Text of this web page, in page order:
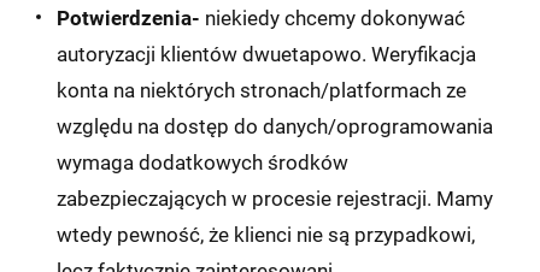
Potwierdzenia- niekiedy chcemy dokonywać
autoryzacji klientów dwuetapowo. Weryfikacja
konta na niektórych stronach/platformach ze
względu na dostęp do danych/oprogramowania
wymaga dodatkowych środków
zabezpieczających w procesie rejestracji. Mamy
wtedy pewność, że klienci nie są przypadkowi,